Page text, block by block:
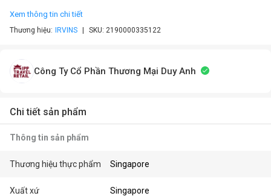
Xem thông tin chi tiết
Thương hiệu: IRVINS SKU: 2190000335122
Công Ty Cổ Phần Thương Mại Duy Anh
Chi tiết sản phẩm
Thông tin sản phẩm
Thương hiệu thực phẩm Singapore
Xuất xứ Singapore